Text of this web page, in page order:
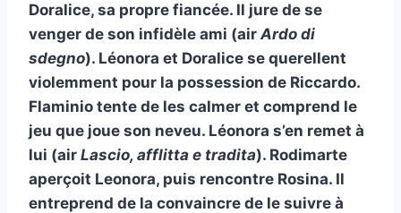
Doralice, sa propre fiancée. Il jure de se
venger de son infidèle ami (airArdo di
sdegno). Léonora et Doralice se querellent
violemment pour la possession de Riccardo.
Flaminio tente de les calmer et comprend le
jeu que joue son neveu. Léonora s’en remet à
lui (air Lascio, afflitta e tradita). Rodimarte
aperçoit Leonora, puis rencontre Rosina. Il
entreprend de la convaincre de le suivre à